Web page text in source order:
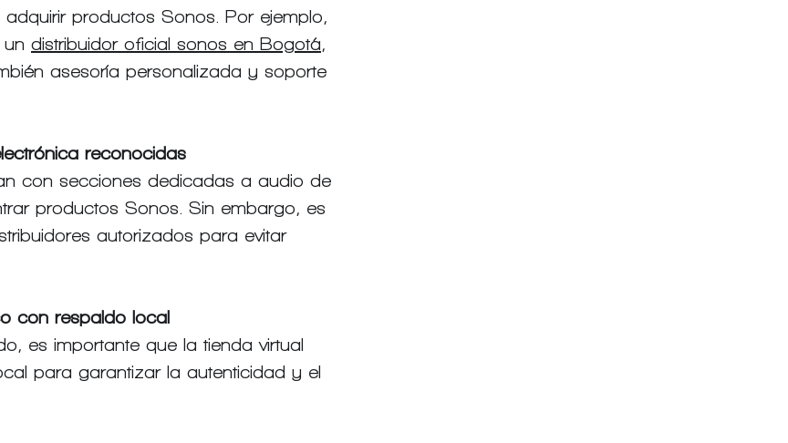
productos Sonos. Por ejemplo,
distribuidor oficial sonos en Bogotá,
asesoría personalizada y soporte
reconocidas
con secciones dedicadas a audio de
productos Sonos. Sin embargo, es
autorizados para evitar
con respaldo local
es importante que la tienda virtual
para garantizar la autenticidad y el